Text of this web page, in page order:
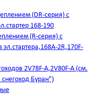
(DR-серия) с
168-190
(R-серия) с
эл.стартера,168А-2R,170F-
2V78F-A,2V80F-A (см.
Буран")